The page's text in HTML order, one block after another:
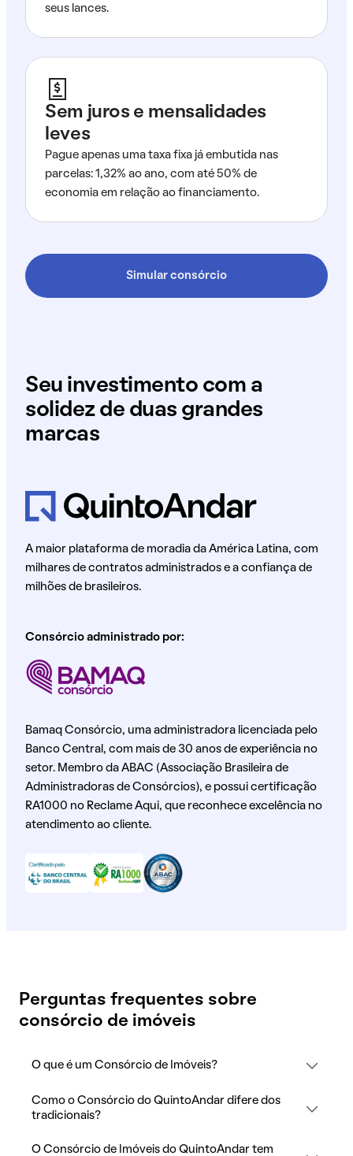
seus lances.
Sem juros e mensalidades
leves
Pague apenas uma taxa fixa já embutida nas
parcelas: 1,32% ao ano, com até 50% de
economia em relação ao financiamento.
Simular consórcio
Seu investimento com a
solidez de duas grandes
marcas
A maior plataforma de moradia da América Latina, com
milhares de contratos administrados e a confiança de
milhões de brasileiros.
Consórcio administrado por:
Bamaq Consórcio, uma administradora licenciada pelo
Banco Central, com mais de 30 anos de experiência no
setor. Membro da ABAC (Associação Brasileira de
Administradoras de Consórcios), e possui certificação
RA1000 no Reclame Aqui, que reconhece excelência no
atendimento ao cliente.
Perguntas frequentes sobre
consórcio de imóveis
O que é um Consórcio de Imóveis?
Como o Consórcio do QuintoAndar difere dos
tradicionais?
O Consórcio de Imóveis do QuintoAndar tem